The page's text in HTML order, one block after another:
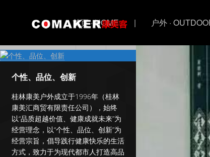
首页 · HOME | 户外 ·
个性、品位、创新
桂林康美户外成立于1996年（桂林
康美汇商贸有限责任公司），始终
以“品质超越价值、健康成就未来”为
经营理念，以“个性、品位、创新”为
经营宗旨，倡导践行健康快乐的生活
方式，致力于为现代都市人打造高品